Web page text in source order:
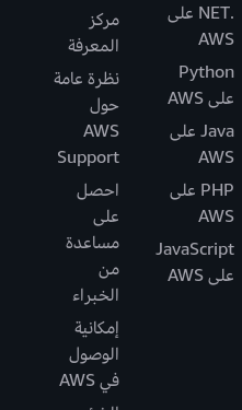
.NET على
AWS
Python
على AWS
Java على
AWS
PHP على
AWS
JavaScript
على AWS
مركز
المعرفة
نظرة عامة
حول
AWS
Support
احصل
على
مساعدة
من
الخبراء
إمكانية
الوصول
في AWS